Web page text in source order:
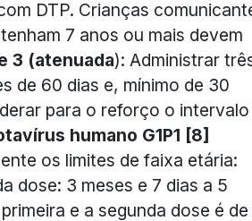
DTP. Crianças
7 anos ou mais devem
3 (atenuada): Administrar
de 60 dias e, mínimo de 30
para o reforço o intervalo
humano G1P1 [8]
os limites de faixa etária:
dose: 3 meses e 7 dias a 5
e a segunda dose é de